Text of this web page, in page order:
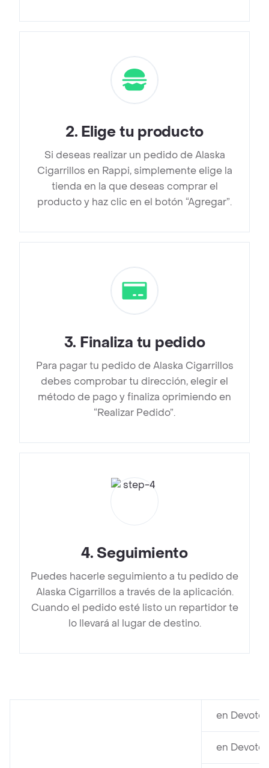
2. Elige tu producto
Si deseas realizar un pedido de Alaska
Cigarrillos en Rappi, simplemente elige la
tienda en la que deseas comprar el
producto y haz clic en el botón “Agregar”.
3. Finaliza tu pedido
Para pagar tu pedido de Alaska Cigarrillos
debes comprobar tu dirección, elegir el
método de pago y finaliza oprimiendo en
“Realizar Pedido”.
4. Seguimiento
Puedes hacerle seguimiento a tu pedido de
Alaska Cigarrillos a través de la aplicación.
Cuando el pedido esté listo un repartidor te
lo llevará al lugar de destino.
en Devoto
en Devoto